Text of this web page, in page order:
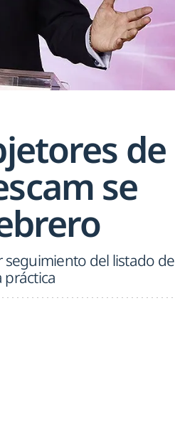
de
se
seguimiento del listado de
práctica